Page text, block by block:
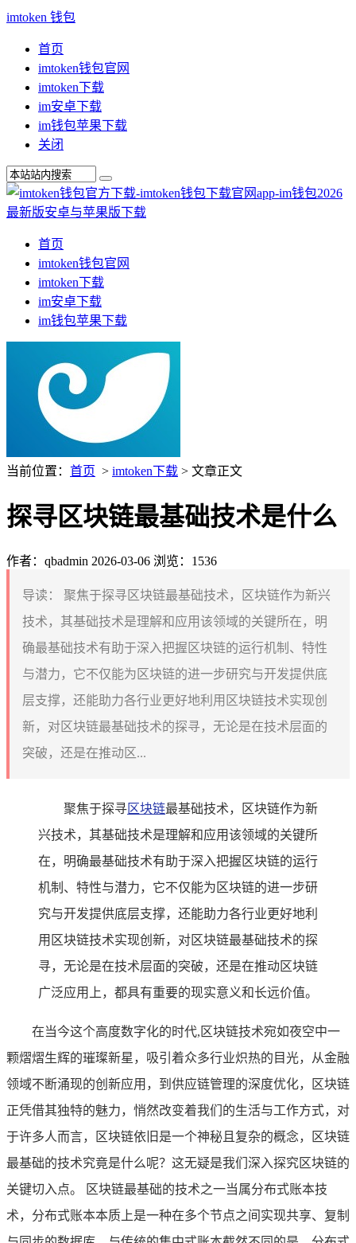
imtoken 钱包
首页
imtoken钱包官网
imtoken下载
im安卓下载
im钱包苹果下载
关闭
首页
imtoken钱包官网
imtoken下载
im安卓下载
im钱包苹果下载
当前位置： 首页 > imtoken下载 > 文章正文
探寻区块链最基础技术是什么
作者：qbadmin 2026-03-06 浏览：1536
导读：
聚焦于探寻区块链最基础技术，区块链作为新兴
技术，其基础技术是理解和应用该领域的关键所在，明
确最基础技术有助于深入把握区块链的运行机制、特性
与潜力，它不仅能为区块链的进一步研究与开发提供底
层支撑，还能助力各行业更好地利用区块链技术实现创
新，对区块链最基础技术的探寻，无论是在技术层面的
突破，还是在推动区...
聚焦于探寻区块链最基础技术，区块链作为新
兴技术，其基础技术是理解和应用该领域的关键所
在，明确最基础技术有助于深入把握区块链的运行
机制、特性与潜力，它不仅能为区块链的进一步研
究与开发提供底层支撑，还能助力各行业更好地利
用区块链技术实现创新，对区块链最基础技术的探
寻，无论是在技术层面的突破，还是在推动区块链
广泛应用上，都具有重要的现实意义和长远价值。
在当今这个高度数字化的时代,区块链技术宛如夜空中一
颗熠熠生辉的璀璨新星，吸引着众多行业炽热的目光，从金融
领域不断涌现的创新应用，到供应链管理的深度优化，区块链
正凭借其独特的魅力，悄然改变着我们的生活与工作方式，对
于许多人而言，区块链依旧是一个神秘且复杂的概念，区块链
最基础的技术究竟是什么呢？这无疑是我们深入探究区块链的
关键切入点。 区块链最基础的技术之一当属分布式账本技
术，分布式账本本质上是一种在多个节点之间实现共享、复制